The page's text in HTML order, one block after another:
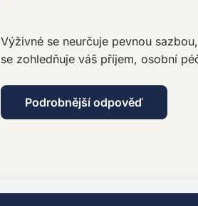
Výživné se neurčuje pevnou
se zohledňuje váš příjem, osobní
Podrobnější odpověď